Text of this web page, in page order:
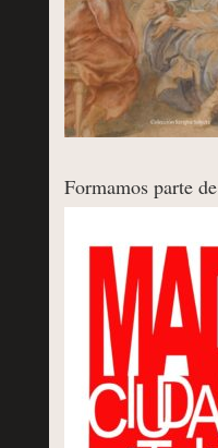
Formamos parte de